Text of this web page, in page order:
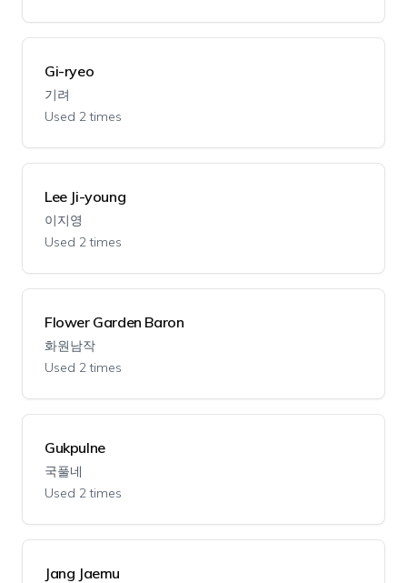
Gi-ryeo
기려
Used 2 times
Lee Ji-young
이지영
Used 2 times
Flower Garden Baron
화원남작
Used 2 times
Gukpulne
국풀네
Used 2 times
Jang Jaemu